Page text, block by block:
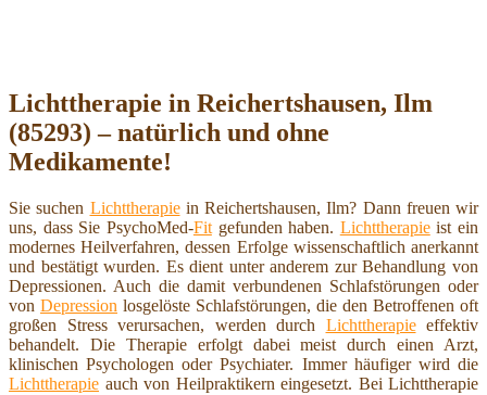
Lichttherapie in Reichertshausen, Ilm
(85293) – natürlich und ohne
Medikamente!
Sie suchen Lichttherapiein Reichertshausen, Ilm? Dann freuen wir
uns, dass Sie PsychoMed-Fitgefunden haben. Lichttherapieist ein
modernes Heilverfahren, dessen Erfolge wissenschaftlich anerkannt
und bestätigt wurden. Es dient unter anderem zur Behandlung von
Depressionen. Auch die damit verbundenen Schlafstörungen oder
von Depression losgelöste Schlafstörungen, die den Betroffenen oft
großen Stress verursachen, werden durch Lichttherapieeffektiv
behandelt. Die Therapie erfolgt dabei meist durch einen Arzt,
klinischen Psychologen oder Psychiater. Immer häufiger wird die
Lichttherapie auch von Heilpraktikern eingesetzt. Bei Lichttherapie